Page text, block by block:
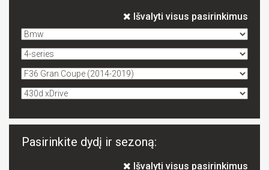
Išvalyti visus pasirinkimus
Pasirinkite dydį ir sezoną:
Išvalyti visus pasirinkimus